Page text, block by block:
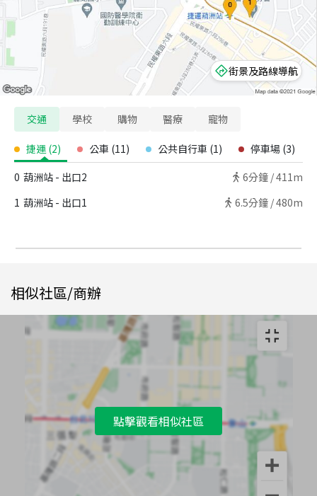
街景及路線導航
交通 學校 購物 醫療 寵物
捷運 (2) 公車 (11) 公共自行車 (1) 停車場 (3)
0 葫洲站 - 出口2 6分鐘 /411m
1 葫洲站 - 出口1 6.5分鐘 /480m
相似社區/商辦
點擊觀看相似社區